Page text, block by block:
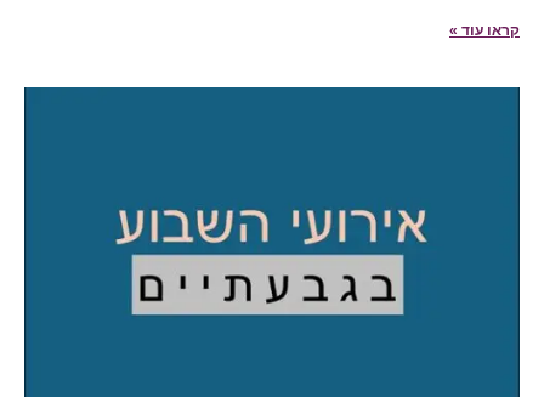
קראו עוד »